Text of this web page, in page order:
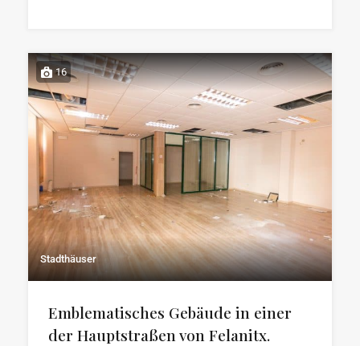
16
Stadthäuser
Emblematisches Gebäude in einer
der Hauptstraßen von Felanitx.